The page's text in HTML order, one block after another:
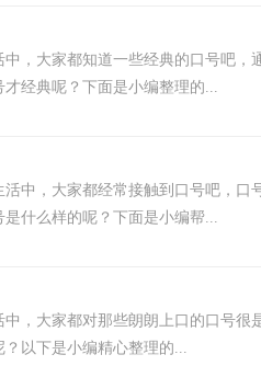
，大家都知道一些经典的口号吧
经典呢？下面是小编整理的...
中，大家都经常接触到口号吧，
什么样的呢？下面是小编帮...
，大家都对那些朗朗上口的口号
以下是小编精心整理的...